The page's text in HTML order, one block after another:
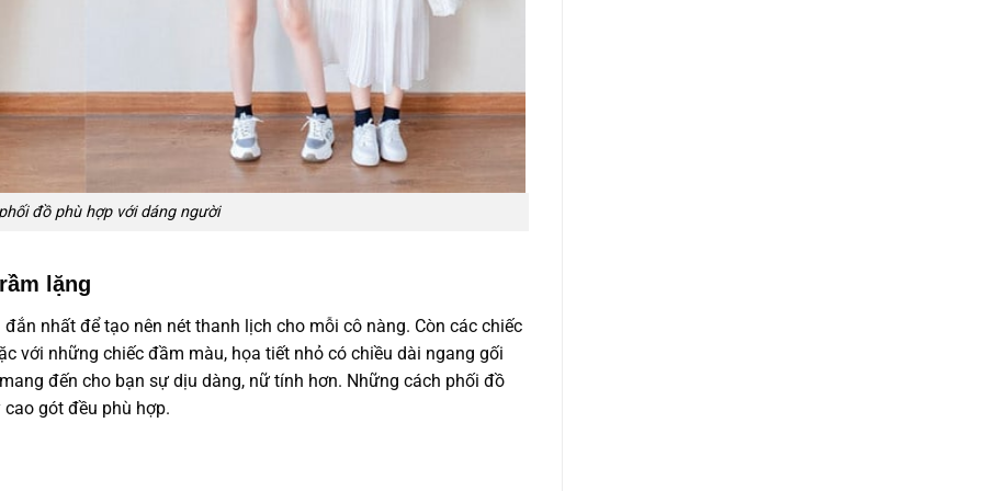
đồ phù hợp với dáng người
lặng
nhất để tạo nên nét thanh lịch cho mỗi cô nàng. Còn các chiếc
với những chiếc đầm màu, họa tiết nhỏ có chiều dài ngang gối
đến cho bạn sự dịu dàng, nữ tính hơn. Những cách phối đồ
gót đều phù hợp.